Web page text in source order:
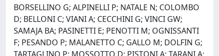
BORSELLINO G; ALPINELLI P; NATALE N; COLOMBO
D; BELLONI C; VIANI A; CECCHINI G; VINCI GW;
SAMAJA BA; PASINETTI E; PENOTTI M; OGNISSANTI
F; PESANDO P; MALANETTO C; GALLO M; DOLFIN G;